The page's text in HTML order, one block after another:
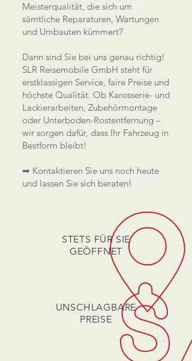
Meisterqualität, die sich um
sämtliche Reparaturen, Wartungen
und Umbauten kümmert?
Dann sind Sie bei uns genau richtig!
SLR Reisemobile GmbH steht für
erstklassigen Service, faire Preise und
höchste Qualität. Ob Karosserie- und
Lackierarbeiten, Zubehörmontage
oder Unterboden-Rostentfernung –
wir sorgen dafür, dass Ihr Fahrzeug in
Bestform bleibt!
➡ Kontaktieren Sie uns noch heute
und lassen Sie sich beraten!
STETS FÜR SIE
GEÖFFNET
UNSCHLAGBARE
PREISE